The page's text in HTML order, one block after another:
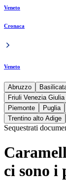
Veneto
Cronaca
Veneto
Abruzzo
Friuli Venezia Giulia
Piemonte
Puglia
Trentino alto Adige
Sequestrati
ci sono i